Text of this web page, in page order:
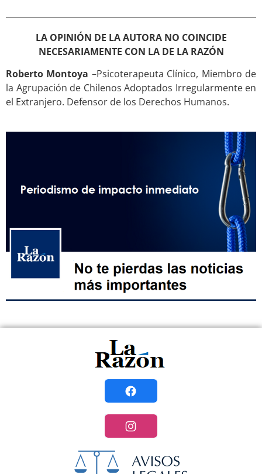
LA OPINIÓN DE LA AUTORA NO COINCIDE
NECESARIAMENTE CON LA DE LA RAZÓN
Roberto Montoya –Psicoterapeuta Clínico, Miembro de
la Agrupación de Chilenos Adoptados Irregularmente en
el Extranjero. Defensor de los Derechos Humanos.